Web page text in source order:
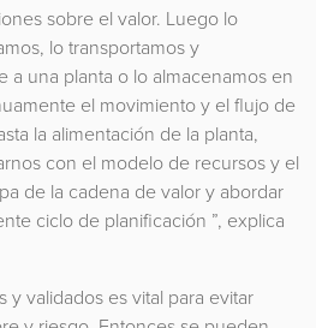
sobre el valor. Luego lo
lo transportamos y
a una planta o lo almacenamos en
el movimiento y el flujo de
la alimentación de la planta,
con el modelo de recursos y el
de la cadena de valor y abordar
ciclo de planificación ”, explica
y validados es vital para evitar